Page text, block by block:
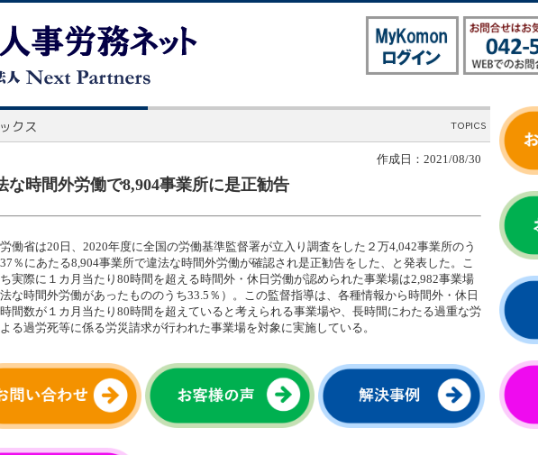
作成日：2021/08/30
な時間外労働で8,904事業所に是正勧告
働省は20日、2020年度に全国の労働基準監督署が立入り調査をした２万4,042事業所のう
％にあたる8,904事業所で違法な時間外労働が確認され是正勧告をした、と発表した。こ
実際に１カ月当たり80時間を超える時間外・休日労働が認められた事業場は2,982事業場
な時間外労働があったもののうち33.5％）。この監督指導は、各種情報から時間外・休日
間数が１カ月当たり80時間を超えていると考えられる事業場や、長時間にわたる過重な労
る過労死等に係る労災請求が行われた事業場を対象に実施している。